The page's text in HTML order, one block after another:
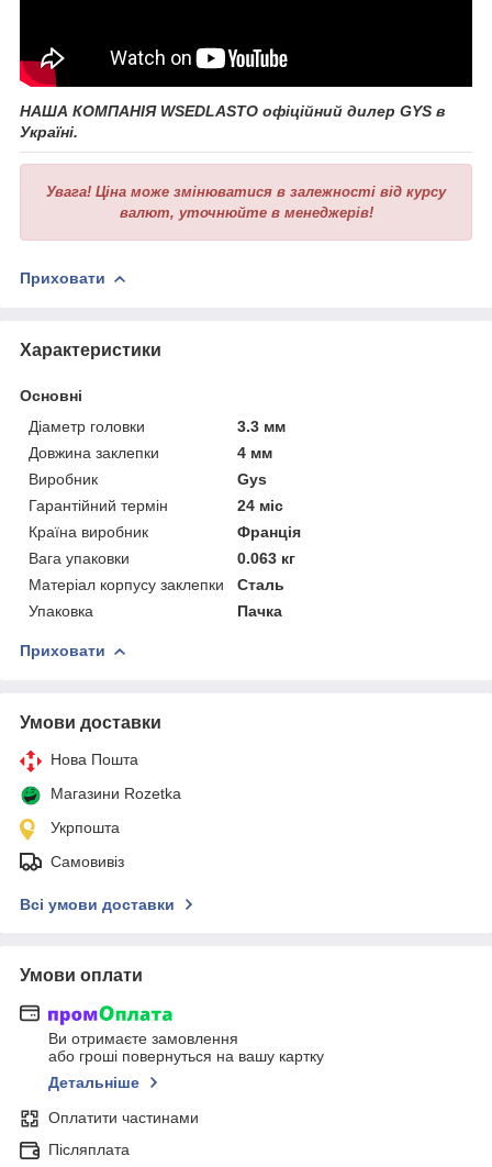
НАША КОМПАНІЯ WSEDLASTO офіційний дилер GYS в
Україні.
Увага! Ціна може змінюватися в залежності від курсу
валют, уточнюйте в менеджерів!
Приховати
Характеристики
Основні
Діаметр головки
3.3 мм
Довжина заклепки
4 мм
Виробник
Gys
Гарантійний термін
24 міс
Країна виробник
Франція
Вага упаковки
0.063 кг
Матеріал корпусу заклепки
Сталь
Упаковка
Пачка
Приховати
Умови доставки
Нова Пошта
Магазини Rozetka
Укрпошта
Самовивіз
Всі умови доставки
Умови оплати
Ви отримаєте замовлення
або гроші повернуться на вашу картку
Детальніше
Оплатити частинами
Післяплата